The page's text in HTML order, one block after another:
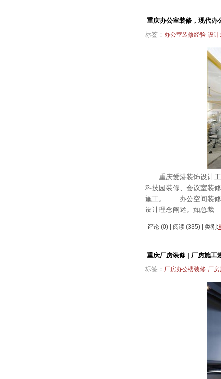
重庆办公室装修，现代办
标签： 办公室装修经验 设计
重庆爱港装饰设计工
科技园装修、会议室装
施工。 办公空间装修
设计理念阐述。如总裁
评论 (0) | 阅读 (335) | 类别:
重庆厂房装修 | 厂房施工
标签： 厂房办公楼装修 厂房